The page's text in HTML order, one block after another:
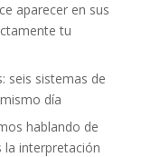
aparecer en sus
tu
seis sistemas de
día
hablando de
la interpretación